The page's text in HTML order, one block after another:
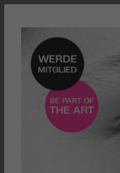
AUSSTELLUNGEN